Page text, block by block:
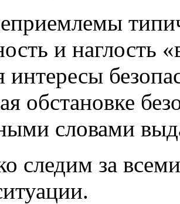
и наглость
обстановке
словами
следим за